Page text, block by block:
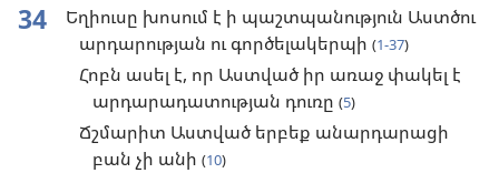
34
Եղիուսը խոսում է ի պաշտպանություն Աստծու
արդարության ու գործելակերպի (1-37)
Հոբն ասել է, որ Աստված իր առաջ փակել է
արդարադատության դուռը (5)
Ճշմարիտ Աստված երբեք անարդարացի
բան չի անի (10)